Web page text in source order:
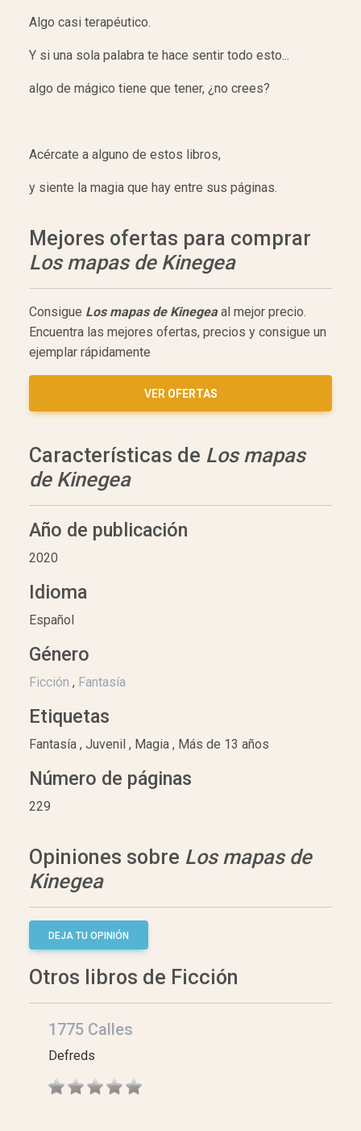
Algo casi terapéutico.
Y si una sola palabra te hace sentir todo esto...
algo de mágico tiene que tener, ¿no crees?
Acércate a alguno de estos libros,
y siente la magia que hay entre sus páginas.
Mejores ofertas para comprar
Los mapas de Kinegea
Consigue Los mapas de Kinegeaal mejor precio.
Encuentra las mejores ofertas, precios y consigue un
ejemplar rápidamente
VER OFERTAS
Características de Los mapas
de Kinegea
Año de publicación
2020
Idioma
Español
Género
Ficción , Fantasía
Etiquetas
Fantasía , Juvenil , Magia , Más de 13 años
Número de páginas
229
Opiniones sobre Los mapas de
Kinegea
DEJA TU OPINIÓN
Otros libros de Ficción
1775 Calles
Defreds